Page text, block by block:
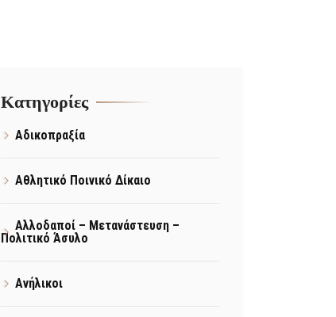
Kατηγορίες
Αδικοπραξία
Αθλητικό Ποινικό Δίκαιο
Αλλοδαποί – Μετανάστευση –
Πολιτικό Άσυλο
Ανήλικοι